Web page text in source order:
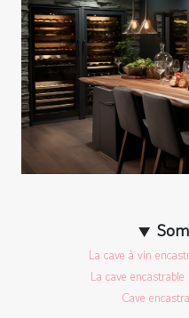
La cave à vin
La cave
Cave